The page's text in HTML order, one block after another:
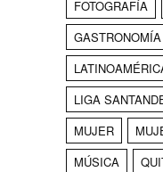
FOTOGRAFÍA
GASTRONOMÍA
LIGA
MUJER
MÚSICA